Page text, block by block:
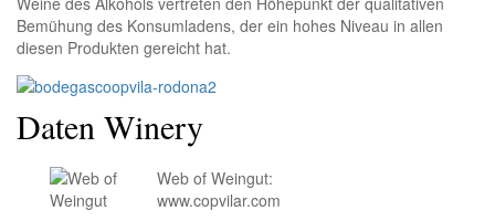
Bemühung des Konsumladens, der ein hohes Niveau in allen
diesen Produkten gereicht hat.
Daten Winery
Web of Weingut:
www.copvilar.com